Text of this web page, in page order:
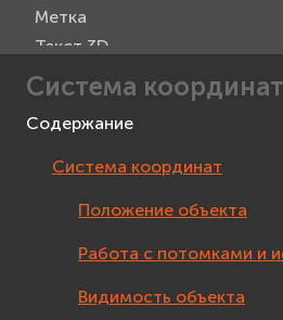
Метка
Текст 3D
Проекция на экран
Текст
Изображение
Изображение с камеры
Viewer
Интерактивное устройство
Система координат
Содержание
Система координат
Положение объекта
Работа с потомками и
Видимость объекта